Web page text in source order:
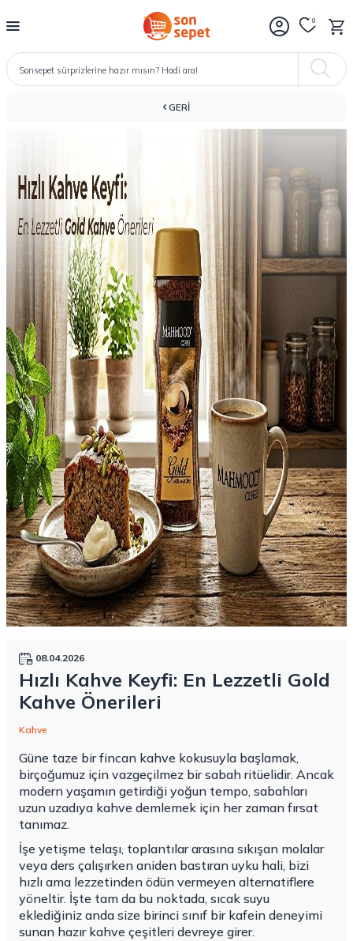
0
GERI
08.04.2026
Hızlı Kahve Keyfi: En Lezzetli Gold
Kahve Önerileri
Kahve
Güne taze bir fincan kahve kokusuyla başlamak,
birçoğumuz için vazgeçilmez bir sabah ritüelidir. Ancak
modern yaşamın getirdiği yoğun tempo, sabahları
uzun uzadıya kahve demlemek için her zaman fırsat
tanımaz.
İşe yetişme telaşı, toplantılar arasına sıkışan molalar
veya ders çalışırken aniden bastıran uyku hali, bizi
hızlı ama lezzetinden ödün vermeyen alternatiflere
yöneltir. İşte tam da bu noktada, sıcak suyu
eklediğiniz anda size birinci sınıf bir kafein deneyimi
sunan hazır kahve çeşitleri devreye girer.